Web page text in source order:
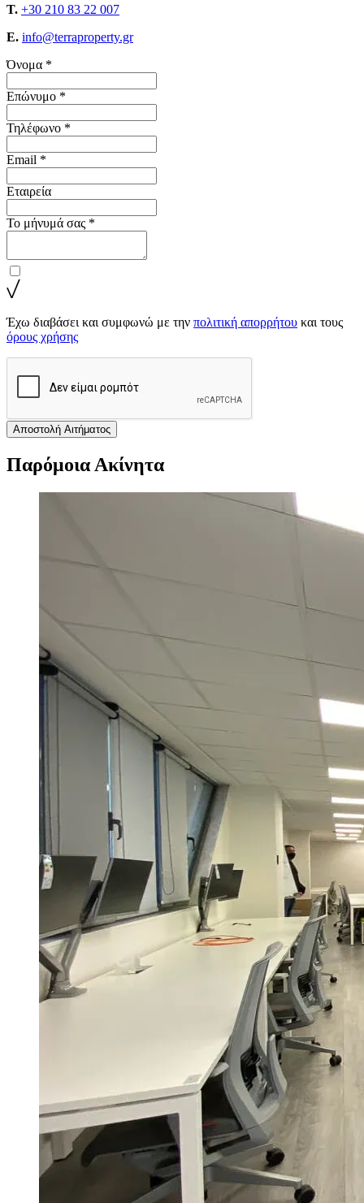
T. +30 210 83 22 007
E. info@terraproperty.gr
Όνομα *
Επώνυμο *
Τηλέφωνο *
Email *
Εταιρεία
Το μήνυμά σας *
Έχω διαβάσει και συμφωνώ με την πολιτική απορρήτου και τους
όρους χρήσης
Αποστολή Αιτήματος
Παρόμοια Ακίνητα